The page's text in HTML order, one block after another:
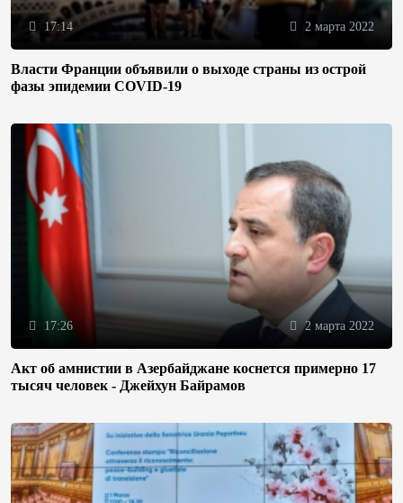
17:14 2 марта 2022
Власти Франции объявили о выходе страны из острой
фазы эпидемии COVID-19
17:26 2 марта 2022
Акт об амнистии в Азербайджане коснется примерно 17
тысяч человек - Джейхун Байрамов